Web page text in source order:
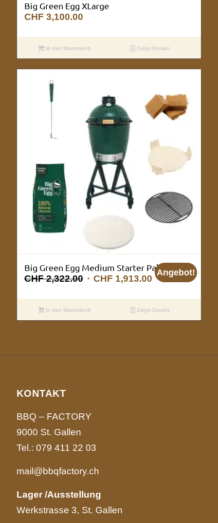
Big Green Egg XLarge
CHF 3,100.00
In den Warenkorb Zeige Details
Big Green Egg Medium Starter Paket
CHF2,322.00 Ursprünglicher
war:
CHF 2,322.00
CHF 1,913.00Aktueller
ist:
CHF 1,913.00.
Angebot!
In den Warenkorb Zeige Details
KONTAKT
BBQ – FACTORY
9000 St. Gallen
Tel.: 079 411 22 03
mail@bbqfactory.ch
Lager /Ausstellung
Werkstrasse 3, St. Gallen